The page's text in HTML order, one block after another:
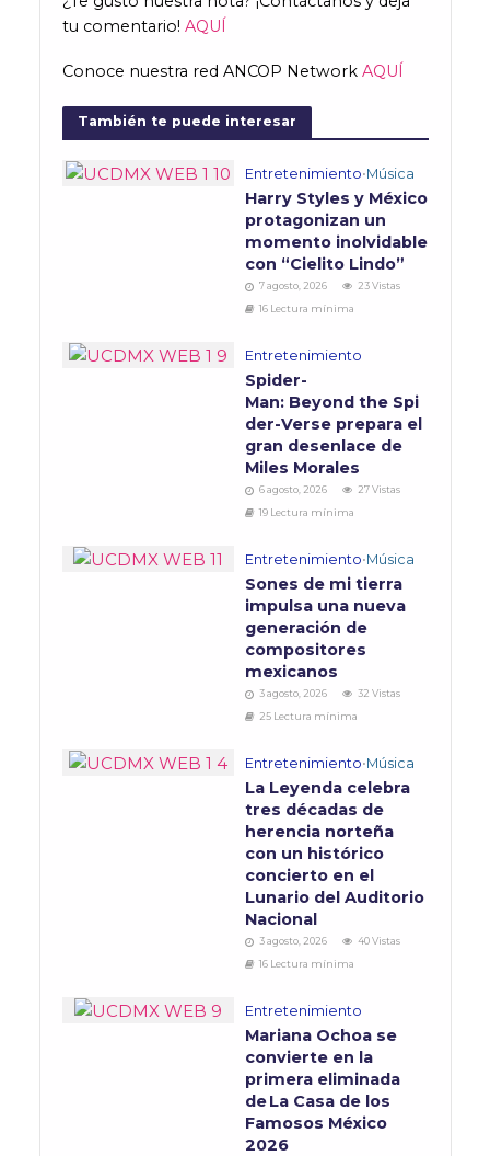
tu comentario! AQUÍ
Conoce nuestra red ANCOP Network AQUÍ
También te puede interesar
Entretenimiento•Música
Harry Styles y México
protagonizan un
momento inolvidable
con “Cielito Lindo”
7 agosto, 2026
23 Vistas
16 Lectura mínima
Entretenimiento
Spider-
Man: Beyond the Spi
der-Verse prepara el
gran desenlace de
Miles Morales
6 agosto, 2026
27 Vistas
19 Lectura mínima
Entretenimiento•Música
Sones de mi tierra
impulsa una nueva
generación de
compositores
mexicanos
3 agosto, 2026
32 Vistas
25 Lectura mínima
Entretenimiento•Música
La Leyenda celebra
tres décadas de
herencia norteña
con un histórico
concierto en el
Lunario del Auditorio
Nacional
3 agosto, 2026
40 Vistas
16 Lectura mínima
Entretenimiento
Mariana Ochoa se
convierte en la
primera eliminada
de La Casa de los
Famosos México
2026